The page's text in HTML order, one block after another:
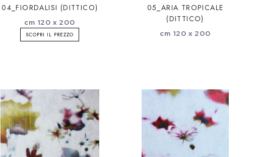
04_FIORDALISI (DITTICO)
cm 120 x 200
SCOPRI IL PREZZO
05_ARIA TROPICALE
(DITTICO)
cm 120 x 200